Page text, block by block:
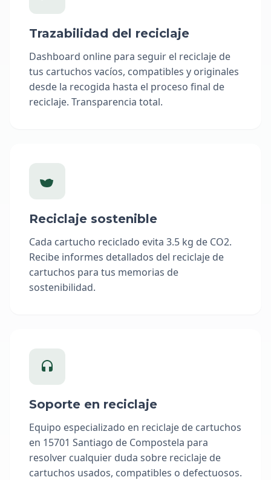
Trazabilidad del reciclaje
Dashboard online para seguir el reciclaje de
tus cartuchos vacíos, compatibles y originales
desde la recogida hasta el proceso final de
reciclaje. Transparencia total.
Reciclaje sostenible
Cada cartucho reciclado evita 3.5 kg de CO2.
Recibe informes detallados del reciclaje de
cartuchos para tus memorias de
sostenibilidad.
Soporte en reciclaje
Equipo especializado en reciclaje de cartuchos
en 15701 Santiago de Compostela para
resolver cualquier duda sobre reciclaje de
cartuchos usados, compatibles o defectuosos.